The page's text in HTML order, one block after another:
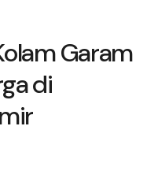
Garam
di